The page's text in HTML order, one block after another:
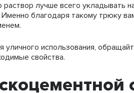
лучше всего укладывать
благодаря такому трюку
использования,
свойства.